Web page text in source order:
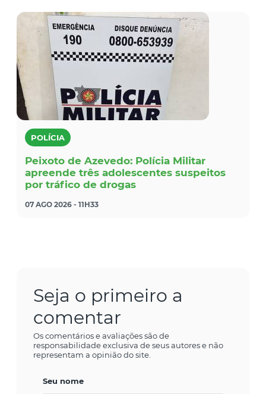
POLÍCIA
Peixoto de Azevedo: Polícia Militar
apreende três adolescentes suspeitos
por tráfico de drogas
07 AGO 2026 - 11H33
Seja o primeiro a
comentar
Os comentários e avaliações são de
responsabilidade exclusiva de seus autores e não
representam a opinião do site.
Seu nome